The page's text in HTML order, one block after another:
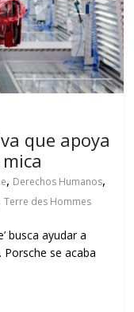
que apoya
, Derechos Humanos,
Terre des Hommes
busca ayudar a
se acaba